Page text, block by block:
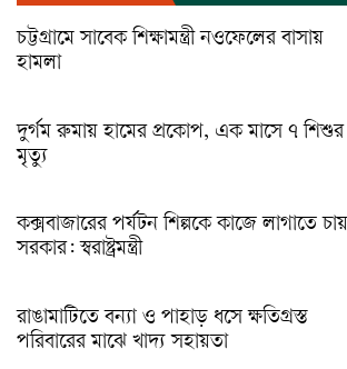
চট্টগ্রামে সাবেক শিক্ষামন্ত্রী নওফেলের বাসায়
হামলা
দুর্গম রুমায় হামের প্রকোপ, এক মাসে ৭ শিশুর
মৃত্যু
কক্সবাজারের পর্যটন শিল্পকে কাজে লাগাতে চায়
সরকার: স্বরাষ্ট্রমন্ত্রী
রাঙামাটিতে বন্যা ও পাহাড় ধসে ক্ষতিগ্রস্ত
পরিবারের মাঝে খাদ্য সহায়তা